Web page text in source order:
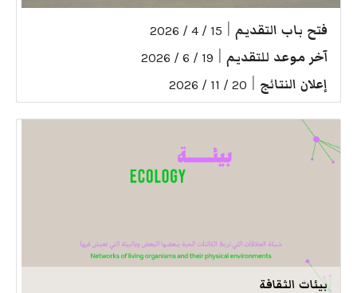
فتح باب التقديم 15 / 4 / 2026
آخر موعد للتقديم 19 / 6 / 2026
إعلان النتائج 20 / 11 / 2026
بيئات الثقافة